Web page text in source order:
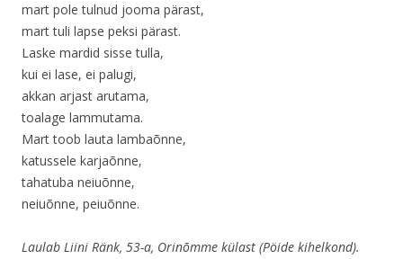
mart pole tulnud jooma pärast,
mart tuli lapse peksi pärast.
Laske mardid sisse tulla,
kui ei lase, ei palugi,
akkan arjast arutama,
toalage lammutama.
Mart toob lauta lambaõnne,
katussele karjaõnne,
tahatuba neiuõnne,
neiuõnne, peiuõnne.
Laulab Liini Ränk, 53-a, Orinõmme külast (Pöide kihelkond).